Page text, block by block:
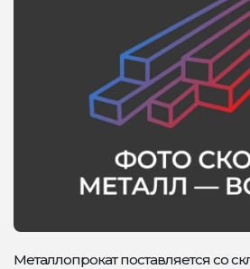
Металлопрокат поставляется со